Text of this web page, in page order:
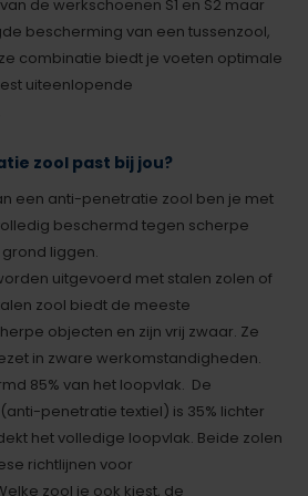
de werkschoenen S1 en S2 maar
bescherming van een tussenzool,
combinatie biedt je voeten optimale
uiteenlopende
zool past bij jou?
een anti-penetratie zool ben je met
beschermd tegen scherpe
liggen.
uitgevoerd met stalen zolen of
zool biedt de meeste
objecten en zijn vrij zwaar. Ze
in zware werkomstandigheden.
85% van het loopvlak. De
penetratie textiel) is 35% lichter
het volledige loopvlak. Beide zolen
richtlijnen voor
zool je ook kiest, de